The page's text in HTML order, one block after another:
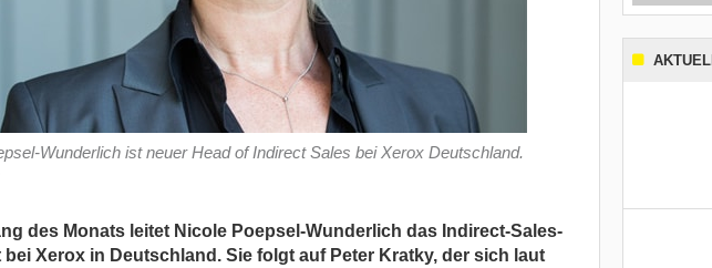
Wunderlich ist neuer Head of Indirect Sales bei Xerox Deutschland.
des Monats leitet Nicole Poepsel-Wunderlich das Indirect-Sales-
bei Xerox in Deutschland. Sie folgt auf Peter Kratky, der sich laut